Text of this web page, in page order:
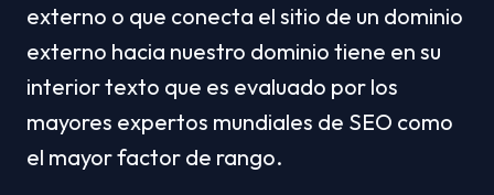
externo o que conecta el sitio de un dominio
externo hacia nuestro dominio tiene en su
interior texto que es evaluado por los
mayores expertos mundiales de SEO como
el mayor factor de rango.